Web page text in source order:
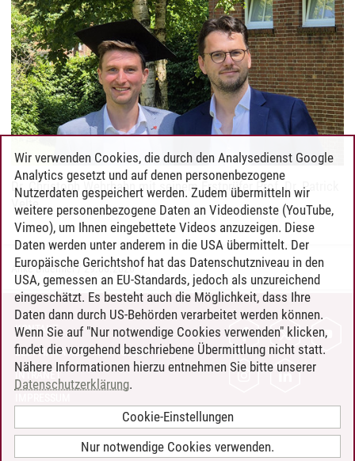
Dr. Christoph Wehrhahn mit seinem Erstprüfer Prof. Dr. Patrick
Velte
Anke Bluemler/29.06.2026
KONTAKT
LEUPHANA ALS ARBEITGEBER
INTRANET
BARRIEREFREIHEIT
Wir verwenden Cookies, die durch den Analysedienst Google
Analytics gesetzt und auf denen personenbezogene
Nutzerdaten gespeichert werden. Zudem übermitteln wir
weitere personenbezogene Daten an Videodienste (YouTube,
Vimeo), um Ihnen eingebettete Videos anzuzeigen. Diese
Daten werden unter anderem in die USA übermittelt. Der
Europäische Gerichtshof hat das Datenschutzniveau in den
USA, gemessen an EU-Standards, jedoch als unzureichend
eingeschätzt. Es besteht auch die Möglichkeit, dass Ihre
Daten dann durch US-Behörden verarbeitet werden können.
Wenn Sie auf "Nur notwendige Cookies verwenden" klicken,
findet die vorgehend beschriebene Übermittlung nicht statt.
Nähere Informationen hierzu entnehmen Sie bitte unserer
Datenschutzerklärung.
Cookie-Einstellungen
Nur notwendige Cookies verwenden.